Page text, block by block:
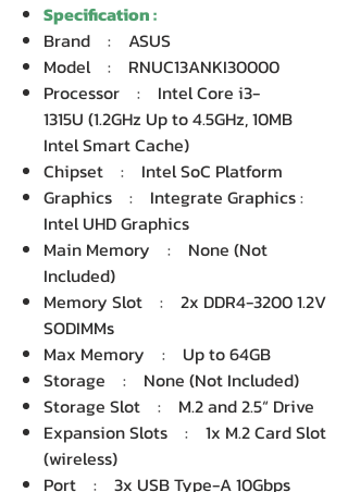
Specification :
Brand : ASUS
Model : RNUC13ANKI30000
Processor : Intel Core i3-
1315U (1.2GHz Up to 4.5GHz, 10MB
Intel Smart Cache)
Chipset : Intel SoC Platform
Graphics : Integrate Graphics :
Intel UHD Graphics
Main Memory : None (Not
Included)
Memory Slot : 2x DDR4-3200 1.2V
SODIMMs
Max Memory : Up to 64GB
Storage : None (Not Included)
Storage Slot : M.2 and 2.5“ Drive
Expansion Slots : 1x M.2 Card Slot
(wireless)
Port : 3x USB Type-A 10Gbps